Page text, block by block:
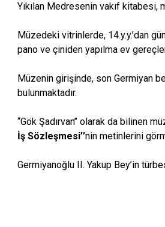
Yıkılan Medresenin vakıf kitabesi,
Müzedeki vitrinlerde, 14.y.y.’dan
pano ve çiniden yapılma ev
Müzenin girişinde, son Germiyan
bulunmaktadır.
‘‘Gök Şadırvan’’ olarak da bilinen
İş Sözleşmesi’’nin metinlerini
Germiyanoğlu II. Yakup Bey’in